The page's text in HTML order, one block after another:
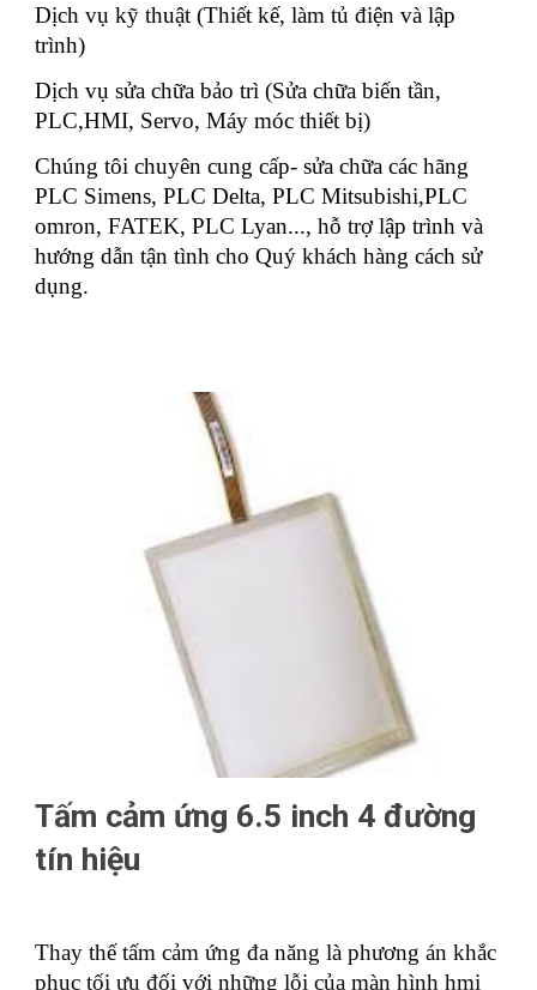
Dịch vụ kỹ thuật (Thiết kế, làm tủ điện và lập
trình)
Dịch vụ sửa chữa bảo trì (Sửa chữa biến tần,
PLC,HMI, Servo, Máy móc thiết bị)
Chúng tôi chuyên cung cấp- sửa chữa các hãng
PLC Simens, PLC Delta, PLC Mitsubishi,PLC
omron, FATEK, PLC Lyan..., hỗ trợ lập trình và
hướng dẫn tận tình cho Quý khách hàng cách sử
dụng.
Tấm cảm ứng 6.5 inch 4 đường
tín hiệu
Thay thế tấm cảm ứng đa năng là phương án khắc
phục tối ưu đối với những lỗi của màn hình hmi